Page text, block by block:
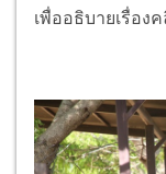
เพื่ออธิบายเรื่อ